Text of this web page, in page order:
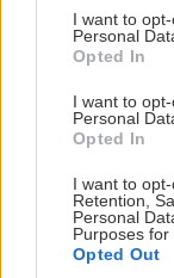
consent section.
I want to
Personal
Opted In
I want to
Personal
Opted In
I want to
Retention,
Personal
Purposes for
Opted Out
Trvalky, ktoré
sucho a teplo?
vysaďte na
ktoré slnko svieti